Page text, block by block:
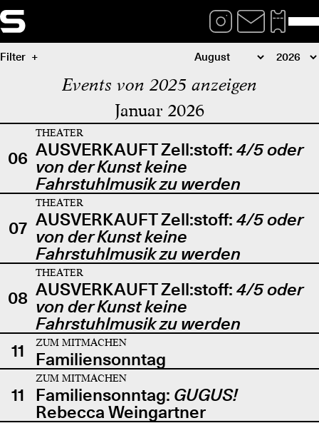
Filter
Events von 2025 anzeigen
Januar 2026
06
THEATER
AUSVERKAUFT Zell:stoff: 4/5 oder
von der Kunst keine
Fahrstuhlmusik zu werden
07
THEATER
AUSVERKAUFT Zell:stoff: 4/5 oder
von der Kunst keine
Fahrstuhlmusik zu werden
08
THEATER
AUSVERKAUFT Zell:stoff: 4/5 oder
von der Kunst keine
Fahrstuhlmusik zu werden
11
ZUM MITMACHEN
Familiensonntag
11
ZUM MITMACHEN
Familiensonntag: GUGUS!
Rebecca Weingartner